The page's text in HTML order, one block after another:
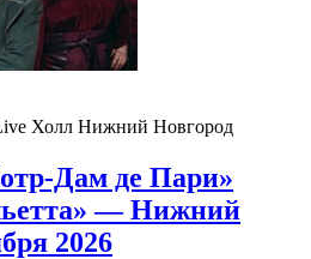
Холл Нижний Новгород
Дам де Пари»
— Нижний
2026